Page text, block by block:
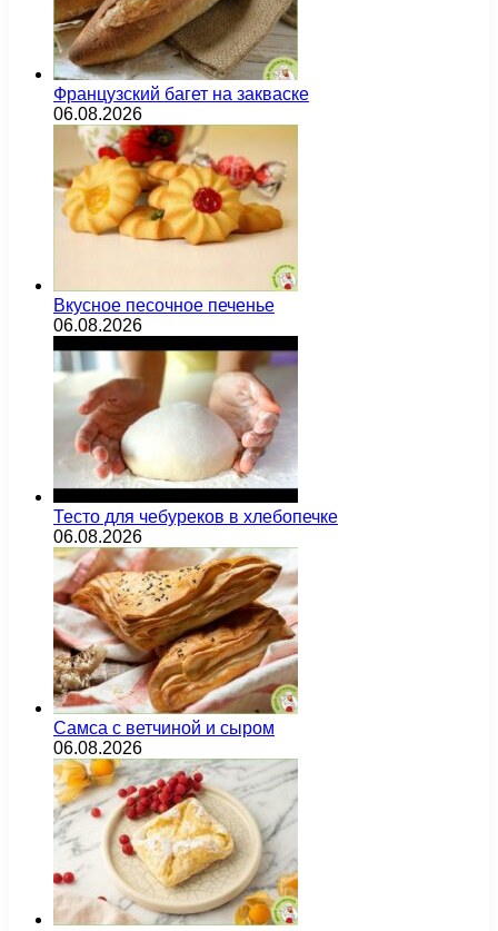
Французский багет на закваске
06.08.2026
Вкусное песочное печенье
06.08.2026
Тесто для чебуреков в хлебопечке
06.08.2026
Самса с ветчиной и сыром
06.08.2026